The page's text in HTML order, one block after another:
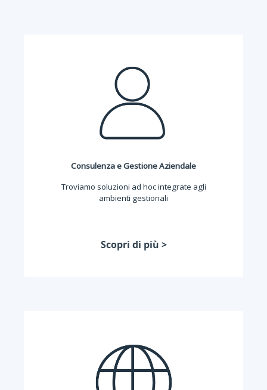
Consulenza e Gestione Aziendale
Troviamo soluzioni ad hoc integrate agli
ambienti gestionali
Scopri di più >